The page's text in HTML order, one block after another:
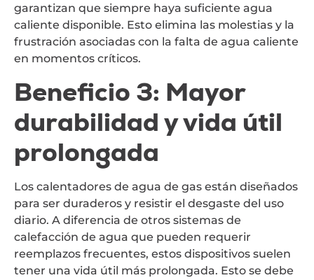
garantizan que siempre haya suficiente agua
caliente disponible. Esto elimina las molestias y la
frustración asociadas con la falta de agua caliente
en momentos críticos.
Beneficio 3: Mayor
durabilidad y vida útil
prolongada
Los calentadores de agua de gas están diseñados
para ser duraderos y resistir el desgaste del uso
diario. A diferencia de otros sistemas de
calefacción de agua que pueden requerir
reemplazos frecuentes, estos dispositivos suelen
tener una vida útil más prolongada. Esto se debe